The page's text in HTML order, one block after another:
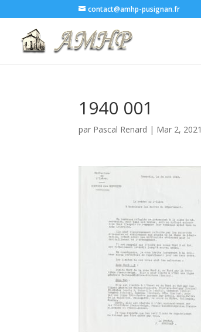
contact@amhp-pusignan.fr
1940 001
par Pascal Renard | Mar 2, 2021